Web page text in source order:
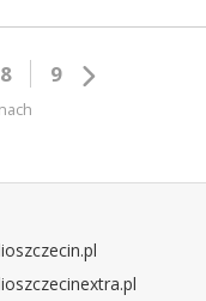
8 9